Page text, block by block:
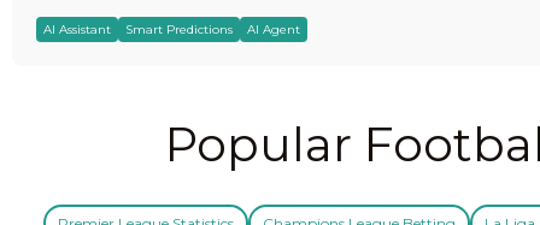
AI Assistant Smart Predictions AI Agent
Popular